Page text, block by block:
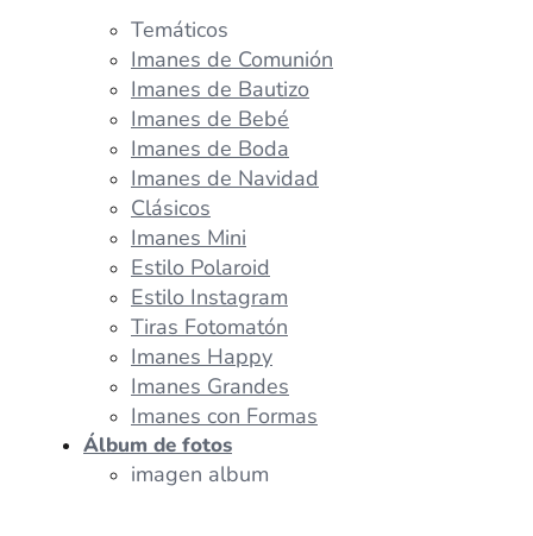
Temáticos
Imanes de Comunión
Imanes de Bautizo
Imanes de Bebé
Imanes de Boda
Imanes de Navidad
Clásicos
Imanes Mini
Estilo Polaroid
Estilo Instagram
Tiras Fotomatón
Imanes Happy
Imanes Grandes
Imanes con Formas
Álbum de fotos
imagen album